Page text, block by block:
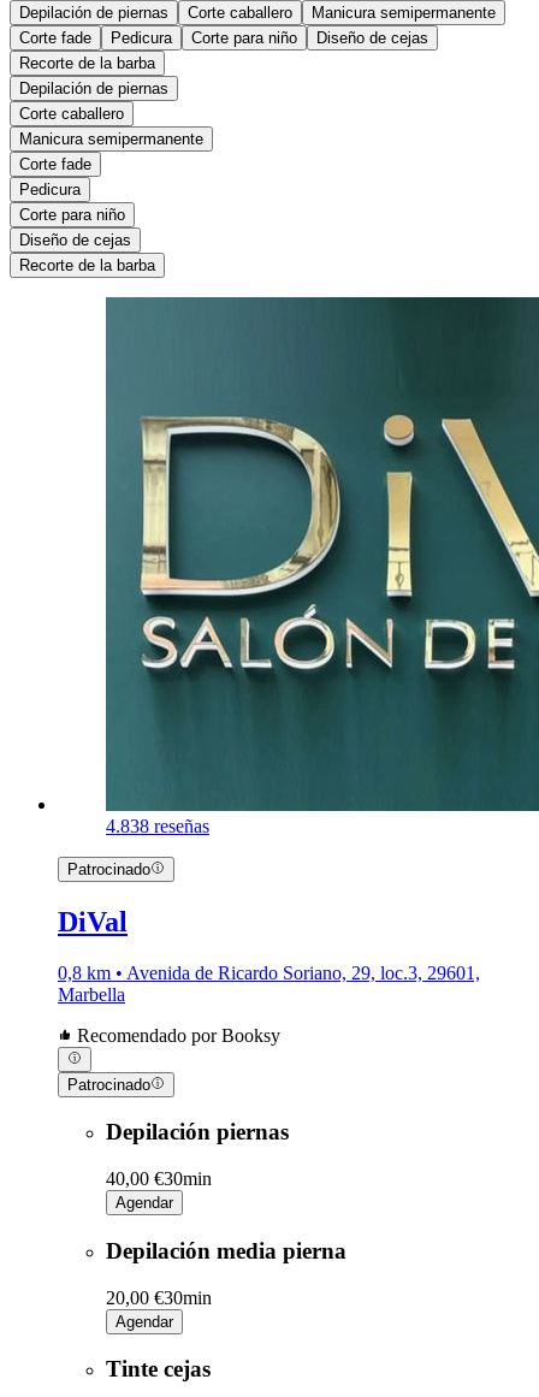
Depilación de piernas Corte caballero
Manicura semipermanente
Corte fade
Pedicura Corte para niño
Diseño de cejas
Recorte de la barba
Depilación de piernas
Corte caballero
Manicura semipermanente
Corte fade
Pedicura
Corte para niño
Diseño de cejas
Recorte de la barba
4.838 reseñas
Patrocinado
DiVal
0,8 km • Avenida de Ricardo Soriano, 29, loc.3, 29601,
Marbella
Recomendado por Booksy
Patrocinado
Depilación piernas
40,00 €30min
Agendar
Depilación media pierna
20,00 €30min
Agendar
Tinte cejas